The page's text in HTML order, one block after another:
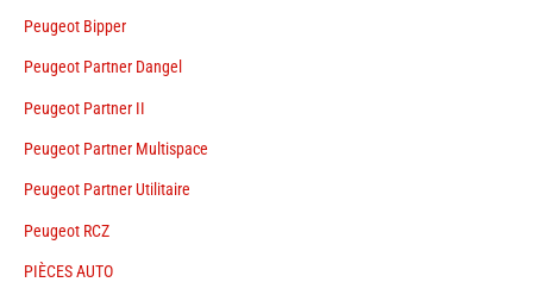
Peugeot Bipper
Peugeot Partner Dangel
Peugeot Partner II
Peugeot Partner Multispace
Peugeot Partner Utilitaire
Peugeot RCZ
PIÈCES AUTO